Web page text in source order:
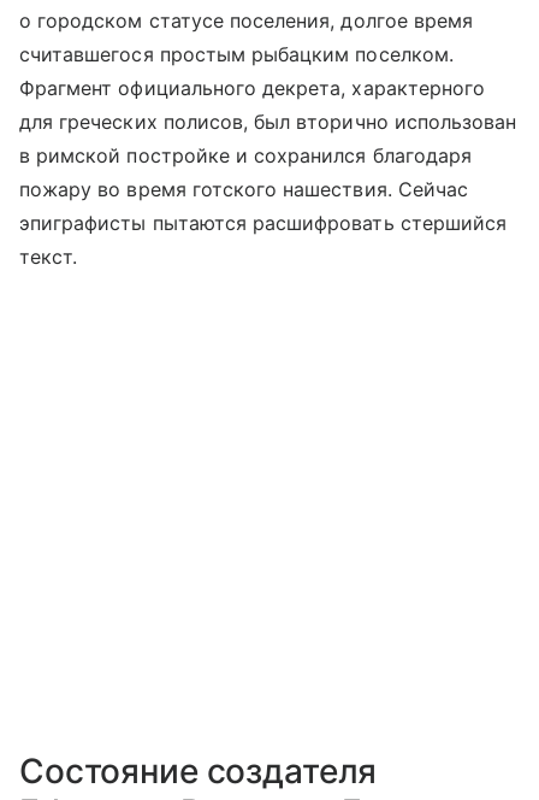
о городском статусе поселения, долгое время
считавшегося простым рыбацким поселком.
Фрагмент официального декрета, характерного
для греческих полисов, был вторично использован
в римской постройке и сохранился благодаря
пожару во время готского нашествия. Сейчас
эпиграфисты пытаются расшифровать стершийся
текст.
Состояние создателя